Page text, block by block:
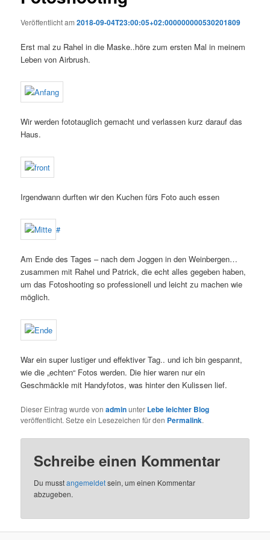
Veröffentlicht am2018-09-04T23:00:05+02:000000000530201809
Erst mal zu Rahel in die Maske..höre zum ersten Mal in meinem
Leben von Airbrush.
Wir werden fototauglich gemacht und verlassen kurz darauf das
Haus.
Irgendwann durften wir den Kuchen fürs Foto auch essen
#
Am Ende des Tages – nach dem Joggen in den Weinbergen…
zusammen mit Rahel und Patrick, die echt alles gegeben haben,
um das Fotoshooting so professionell und leicht zu machen wie
möglich.
War ein super lustiger und effektiver Tag.. und ich bin gespannt,
wie die „echten“ Fotos werden. Die hier waren nur ein
Geschmäckle mit Handyfotos, was hinter den Kulissen lief.
Dieser Eintrag wurde vonadminunter Lebe leichter Blog
veröffentlicht. Setze ein Lesezeichen für den Permalink.
Schreibe einen Kommentar
Du musstangemeldetsein, um einen Kommentar
abzugeben.